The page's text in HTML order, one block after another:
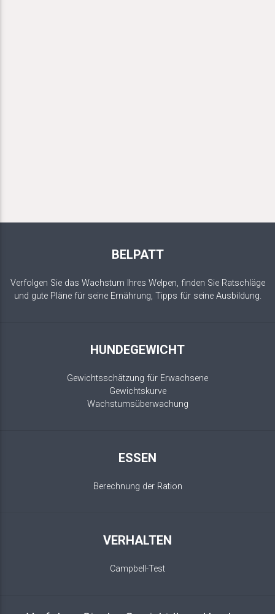
BELPATT
Verfolgen Sie das Wachstum Ihres Welpen, finden Sie Ratschläge
und gute Pläne für seine Ernährung, Tipps für seine Ausbildung.
HUNDEGEWICHT
Gewichtsschätzung für Erwachsene
Gewichtskurve
Wachstumsüberwachung
ESSEN
Berechnung der Ration
VERHALTEN
Campbell-Test